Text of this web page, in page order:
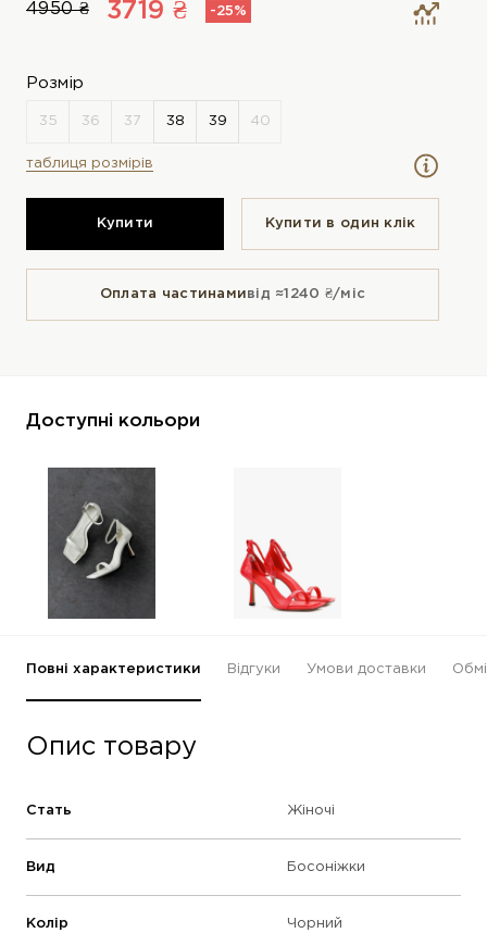
4950 ₴ 3719 ₴ -25%
Розмір
таблиця розмірів
Купити Купити в один клiк
Оплата частинамивід ≈1240 ₴/міс
Доступні кольори
Повні характеристики Відгуки Умови доставки
Опис товару
Стать Жіночі
Вид Босоніжки
Колір Чорний